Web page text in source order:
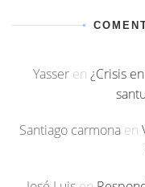
Yasser en ¿Crisis
Santiago carmona en